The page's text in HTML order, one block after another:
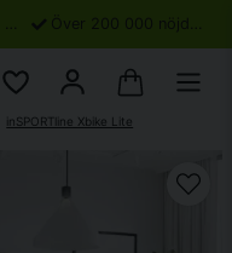
Över 200 000 nöjda kunder
inSPORTline Xbike Lite